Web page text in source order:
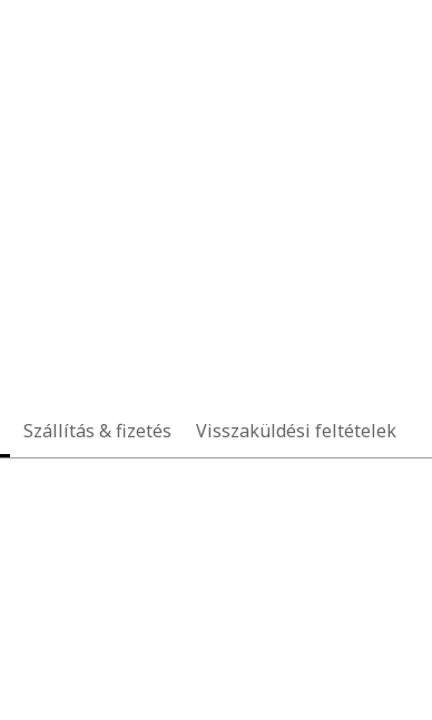
Szállítás & fizetés Visszaküldési feltételek